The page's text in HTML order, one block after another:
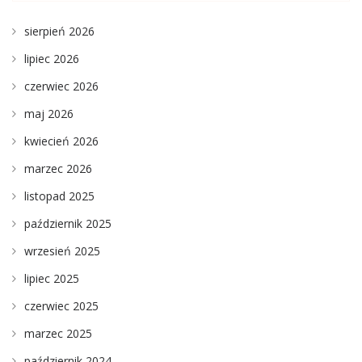
sierpień 2026
lipiec 2026
czerwiec 2026
maj 2026
kwiecień 2026
marzec 2026
listopad 2025
październik 2025
wrzesień 2025
lipiec 2025
czerwiec 2025
marzec 2025